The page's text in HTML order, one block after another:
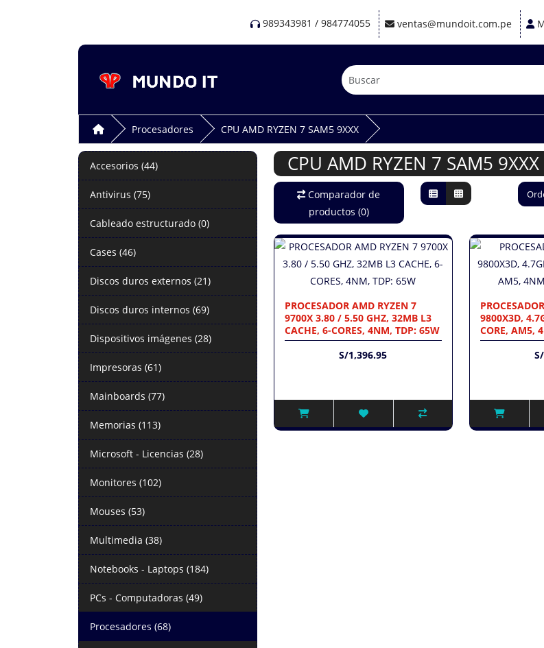
989343981 / 984774055 ventas@mundoit.com.pe
Procesadores CPU AMD RYZEN 7 SAM5 9XXX
Accesorios (44)
Antivirus (75)
Cableado estructurado (0)
Cases (46)
Discos duros externos (21)
Discos duros internos (69)
Dispositivos imágenes (28)
Impresoras (61)
Mainboards (77)
Memorias (113)
Microsoft - Licencias (28)
Monitores (102)
Mouses (53)
Multimedia (38)
Notebooks - Laptops (184)
PCs - Computadoras (49)
Procesadores (68)
CPU AMD RYZEN 7 SAM5 9XXX
Comparador de
productos (0)
PROCESADOR AMD RYZEN 7
9700X 3.80 / 5.50 GHZ, 32MB L3
CACHE, 6-CORES, 4NM, TDP: 65W
S/1,396.95
9800X3D,
CORE, AM5,